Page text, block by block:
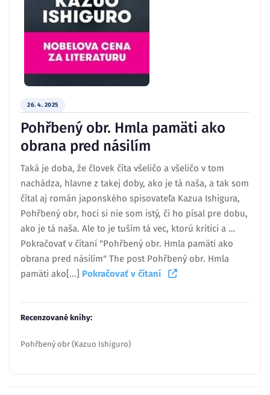
26. 4. 2025
Pohřbený obr. Hmla pamäti ako
obrana pred násilím
Taká je doba, že človek číta všeličo a všeličo v tom
nachádza, hlavne z takej doby, ako je tá naša, a tak som
čítal aj román japonského spisovateľa Kazua Ishigura,
Pohřbený obr, hoci si nie som istý, či ho písal pre dobu,
ako je tá naša. Ale to je tuším tá vec, ktorú kritici a …
Pokračovať v čítaní "Pohřbený obr. Hmla pamäti ako
obrana pred násilím" The post Pohřbený obr. Hmla
pamäti ako[...] Pokračovať v čítaní
Recenzované knihy:
Pohřbený obr (Kazuo Ishiguro)